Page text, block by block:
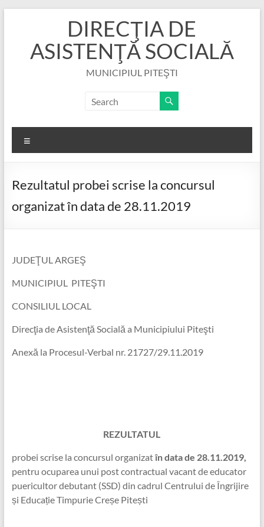
DIRECŢIA DE
ASISTENŢĂ SOCIALĂ
MUNICIPIUL PITEŞTI
Rezultatul probei scrise la concursul
organizat în data de 28.11.2019
JUDEŢUL ARGEŞ
MUNICIPIUL PITEŞTI
CONSILIUL LOCAL
Direcţia de Asistenţă Socială a Municipiului Piteşti
Anexă la Procesul-Verbal nr. 21727/29.11.2019
REZULTATUL
probei scrise la concursul organizatîn data de 28.11.2019,
pentru ocuparea unui post contractual vacant de educator
puericultor debutant (SSD) din cadrul Centrului de Îngrijire
și Educație Timpurie Creșe Pitești